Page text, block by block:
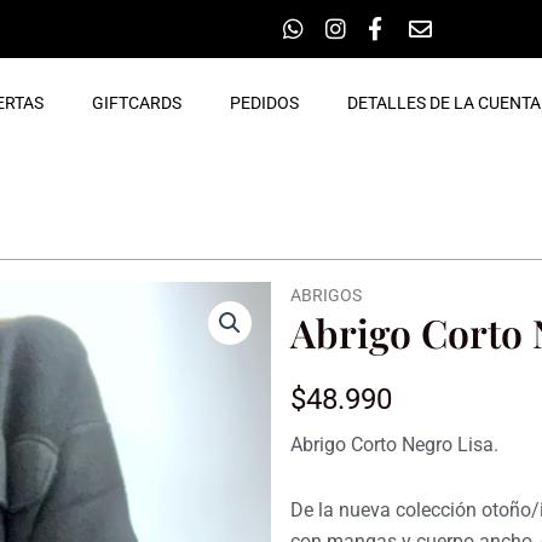
GIFTCARDS PEDIDOS DETALLES DE LA CUENTA
ABRIGOS
Abrigo Corto
$48.990
Abrigo Corto Negro Lisa.
De la nueva colección